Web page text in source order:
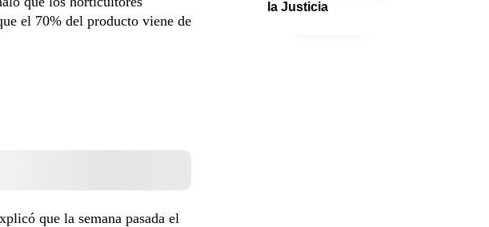
la Justicia
el 70% del producto viene de
que la semana pasada el